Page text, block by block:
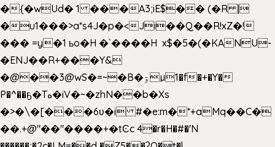
�{�wUd� 1 ���A3;iE$�� (�R |
�u1���>a*s4J�p�<Ji��Q��R!xZ�!
��� =y�1 ьo�H �`����H x$�5�(�KANU-
�ENJ��R+���Y&
�@��3@wS�=~�B�ۊµ1�f�+�Y�
P�^��ҕ�Tە�iV�~�zhN��b�Xs
�>�\�[���6ʋ�i #�e:m�*+aMq��C�
��.+@"��"����+�tϾc 4�r�H�#�'N